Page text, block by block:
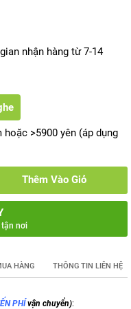
nhận hàng từ 7-14
>5900 yên (áp dụng
Thêm Vào Giỏ
nơi
HÀNG THÔNG TIN LIÊN HỆ
PHÍvận chuyển):